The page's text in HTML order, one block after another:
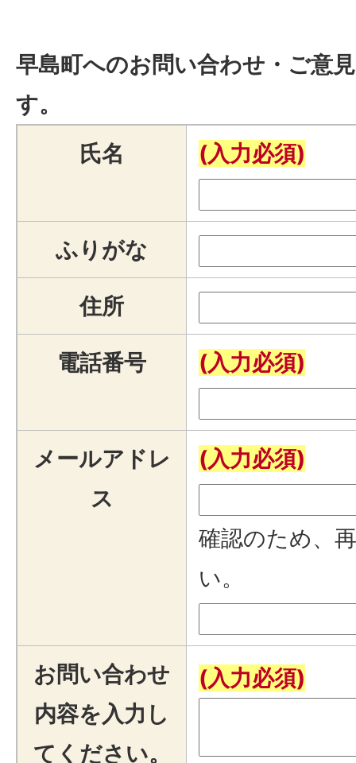
早島町へのお問い合わせ・ご意
す。
氏名
(入力必須)
ふりがな
住所
電話番号 (入力必須)
メールアドレ
ス
(入力必須)
確認のため、
い。
お問い合わせ
内容を入力し
てください。
(入力必須)